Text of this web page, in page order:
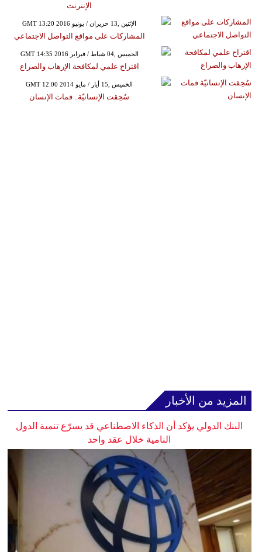
الإنترنت
GMT 13:20 2016 الإثنين ,13 حزيران / يونيو
المشاركات على مواقع التواصل الاجتماعي
GMT 14:35 2016 الخميس ,04 شباط / فبراير
اقتراح علمي لمكافحة الإرهاب والصراع
GMT 12:00 2014 الخميس ,15 أيار / مايو
سُحِقت الإنسانيّة.. فمات الإنسان
المزيد من الأخبار
البنك الدولي يؤكد أن الذكاء الاصطناعي قد يسرّع تنمية الدول
النامية خلال عقد واحد